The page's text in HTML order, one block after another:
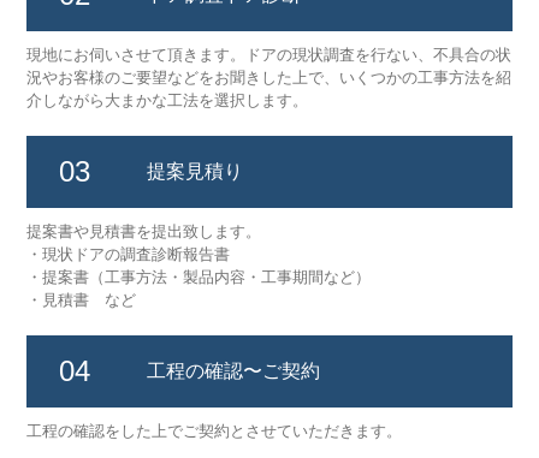
現地にお伺いさせて頂きます。ドアの現状調査を行ない、不具合の状
況やお客様のご要望などをお聞きした上で、いくつかの工事方法を紹
介しながら大まかな工法を選択します。
03 提案 見積り
提案書や見積書を提出致します。
・現状ドアの調査診断報告書
・提案書（工事方法・製品内容・工事期間など）
・見積書 など
04 工程の確認〜ご契約
工程の確認をした上でご契約とさせていただきます。